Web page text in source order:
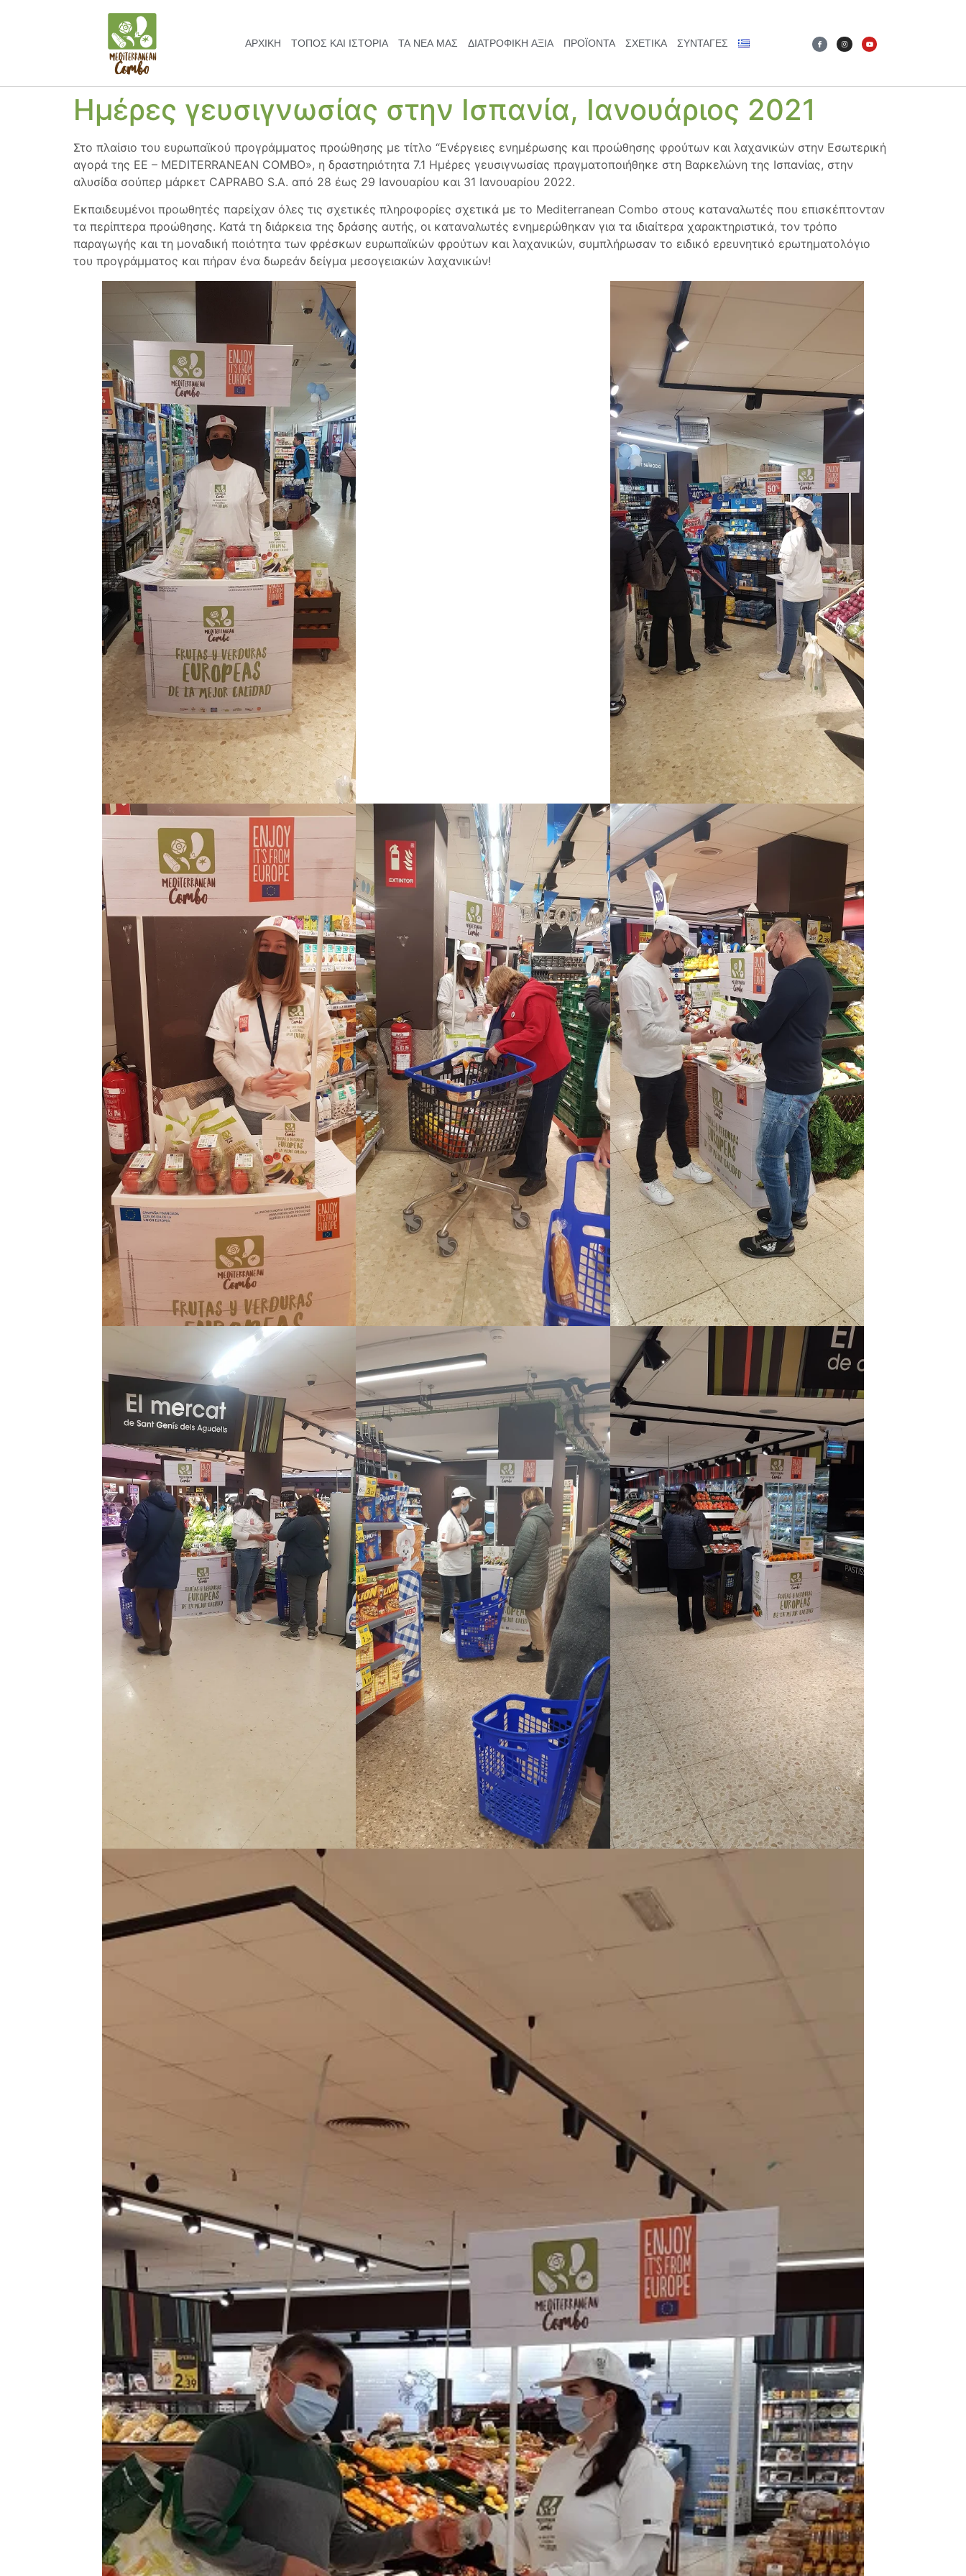
ΑΡΧΙΚΗ ΤΌΠΟΣ ΚΑΙ ΙΣΤΟΡΊΑ ΤΑ ΝΈΑ ΜΑΣ ΔΙΑΤΡΟΦΙΚΉ ΑΞΙΆ ΠΡΟΪΟΝΤΑ ΣΧΕΤΙΚΆ ΣΥΝΤΑΓΕΣ
Ημέρες γευσιγνωσίας στην Ισπανία, Ιανουάριος 2021
Στο πλαίσιο του ευρωπαϊκού προγράμματος προώθησης με τίτλο “Ενέργειες ενημέρωσης και προώθησης φρούτων και λαχανικών στην Εσωτερική
αγορά της ΕΕ – MEDITERRANEAN COMBO», η δραστηριότητα 7.1 Ημέρες γευσιγνωσίας πραγματοποιήθηκε στη Βαρκελώνη της Ισπανίας, στην
αλυσίδα σούπερ μάρκετ CAPRABO S.A. από 28 έως 29 Ιανουαρίου και 31 Ιανουαρίου 2022.
Εκπαιδευμένοι προωθητές παρείχαν όλες τις σχετικές πληροφορίες σχετικά με το Mediterranean Combo στους καταναλωτές που επισκέπτονταν
τα περίπτερα προώθησης. Κατά τη διάρκεια της δράσης αυτής, οι καταναλωτές ενημερώθηκαν για τα ιδιαίτερα χαρακτηριστικά, τον τρόπο
παραγωγής και τη μοναδική ποιότητα των φρέσκων ευρωπαϊκών φρούτων και λαχανικών, συμπλήρωσαν το ειδικό ερευνητικό ερωτηματολόγιο
του προγράμματος και πήραν ένα δωρεάν δείγμα μεσογειακών λαχανικών!